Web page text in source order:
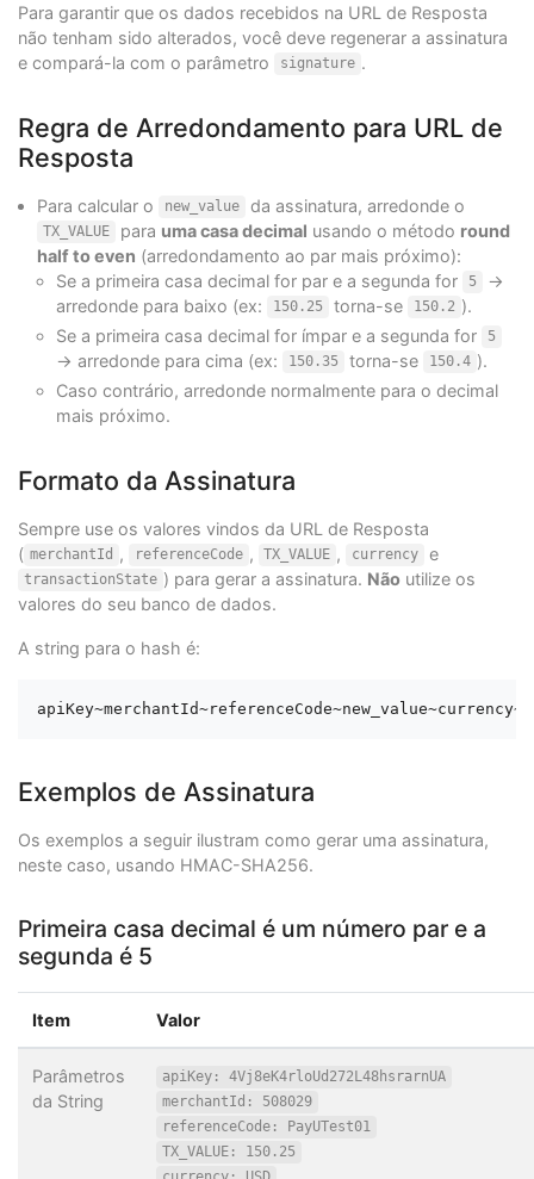
Para garantir que os dados recebidos na URL de Resposta
não tenham sido alterados, você deve regenerar a assinatura
e compará-la com o parâmetro
signature .
Regra de Arredondamento para URL de
Resposta
Para calcular o new_value da assinatura, arredonde o
TX_VALUE para uma casa decimal usando o método round
half to even (arredondamento ao par mais próximo):
Se a primeira casa decimal for par e a segunda for
5
→
arredonde para baixo (ex:
150.25 torna-se 150.2 ).
Se a primeira casa decimal for ímpar e a segunda for
5
→ arredonde para cima (ex: 150.35 torna-se 150.4 ).
Caso contrário, arredonde normalmente para o decimal
mais próximo.
Formato da Assinatura
Sempre use os valores vindos da URL de Resposta
( merchantId , referenceCode , TX_VALUE , currency e
transactionState ) para gerar a assinatura. Nãoutilize os
valores do seu banco de dados.
A string para o hash é:
Exemplos de Assinatura
Os exemplos a seguir ilustram como gerar uma assinatura,
neste caso, usando HMAC-SHA256.
Primeira casa decimal é um número par e a
segunda é 5
Item Valor
Parâmetros
da String
apiKey: 4Vj8eK4rloUd272L48hsrarnUA
merchantId: 508029
referenceCode: PayUTest01
TX_VALUE: 150.25